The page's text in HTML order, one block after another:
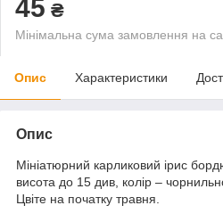
45 ₴
Мінімальна сума замовлення на
Опис Характеристики
Опис
Мініатюрний карликовий ірис
висота до 15 див, колір –
Цвіте на початку травня.